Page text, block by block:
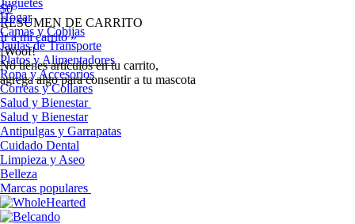
$0
RESUMEN DE CARRITO
Ir a mi carrito »
¡Woof!
No tíenes artículos en tu carrito,
agrega algo para consentir a tu mascota
Juguetes
Hogar
Camas y Cobijas
Jaulas de Transporte
Platos y Alimentadores
Ropa y Accesorios
Correas y Collares
Salud y Bienestar
Salud y Bienestar
Antipulgas y Garrapatas
Cuidado Dental
Limpieza y Aseo
Belleza
Marcas populares